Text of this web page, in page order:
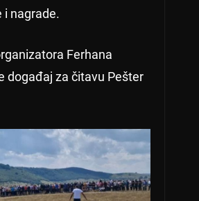
i nagrade.
Ferhana
događaj za čitavu Pešter